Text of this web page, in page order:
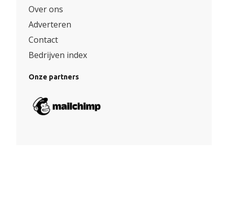
Over ons
Adverteren
Contact
Bedrijven index
Onze partners